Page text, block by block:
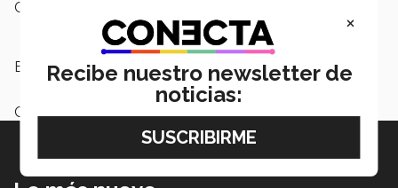
Campus:
Etiquetas: Hackathón
Categoría:
×
Recibe nuestro newsletter de
noticias: